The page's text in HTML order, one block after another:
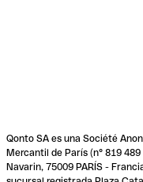
Qonto SA es una Société
Mercantil de París (n° 819
Navarin, 75009 PARÍS -